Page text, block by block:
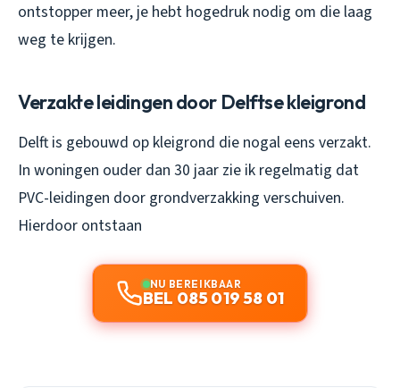
ontstopper meer, je hebt hogedruk nodig om die laag
weg te krijgen.
Verzakte leidingen door Delftse kleigrond
Delft is gebouwd op kleigrond die nogal eens verzakt.
In woningen ouder dan 30 jaar zie ik regelmatig dat
PVC-leidingen door grondverzakking verschuiven.
Hierdoor ontstaan
NU BEREIKBAAR
BEL 085 019 58 01